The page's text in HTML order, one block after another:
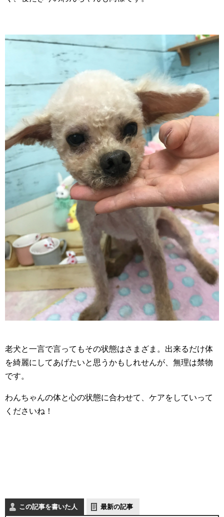
老犬と一言で言ってもその状態はさまざま。出来るだけ体
を綺麗にしてあげたいと思うかもしれせんが、無理は禁物
です。
わんちゃんの体と心の状態に合わせて、ケアをしていって
くださいね！
この記事を書いた人 最新の記事